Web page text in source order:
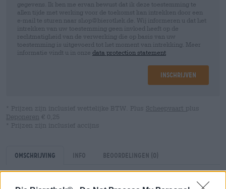
gegevens. Ik ben me ervan bewust dat ik deze toestemming te
allen tijde met werking voor de toekomst kan intrekken door een
e-mail te sturen naar shop@bierothek.de. Wij informeren u dat het
intrekken van uw toestemming geen invloed heeft op de
rechtmatigheid van de verwerking die op basis van uw
toestemming is uitgevoerd tot het moment van intrekking. Meer
informatie vindt u in onze data protection statement
Inschrijven
* Prijzen zijn inclusief wettelijke BTW. Plus Scheepvaart plus
Deponeren € 0,25
* Prijzen zijn inclusief accijns
Omschrijving Info Beoordelingen (0)